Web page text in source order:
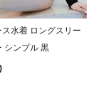
水着 ロングスリー
シンプル 黒